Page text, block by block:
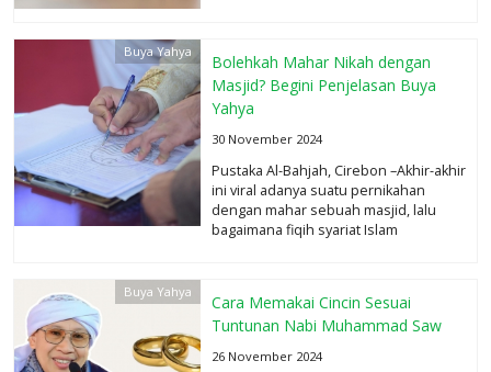
Buya Yahya
Bolehkah Mahar Nikah dengan
Masjid? Begini Penjelasan Buya
Yahya
30 November 2024
Pustaka Al-Bahjah, Cirebon –Akhir-akhir
ini viral adanya suatu pernikahan
dengan mahar sebuah masjid, lalu
bagaimana fiqih syariat Islam
Buya Yahya
Cara Memakai Cincin Sesuai
Tuntunan Nabi Muhammad Saw
26 November 2024